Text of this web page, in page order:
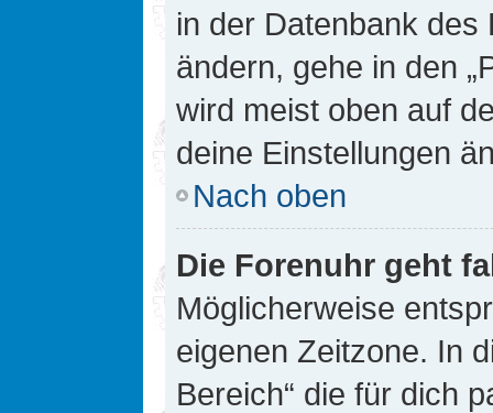
in der Datenbank
ändern, gehe in den
wird meist oben auf
deine Einstellungen
Nach oben
Die Forenuhr geht
Möglicherweise
eigenen Zeitzone. In
Bereich“ die für dich